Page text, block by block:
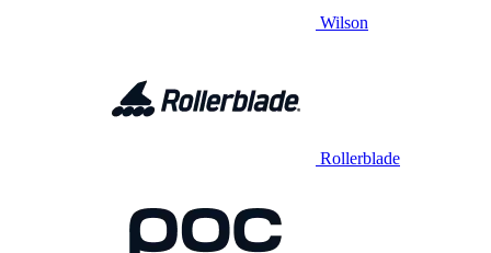
Wilson
Rollerblade